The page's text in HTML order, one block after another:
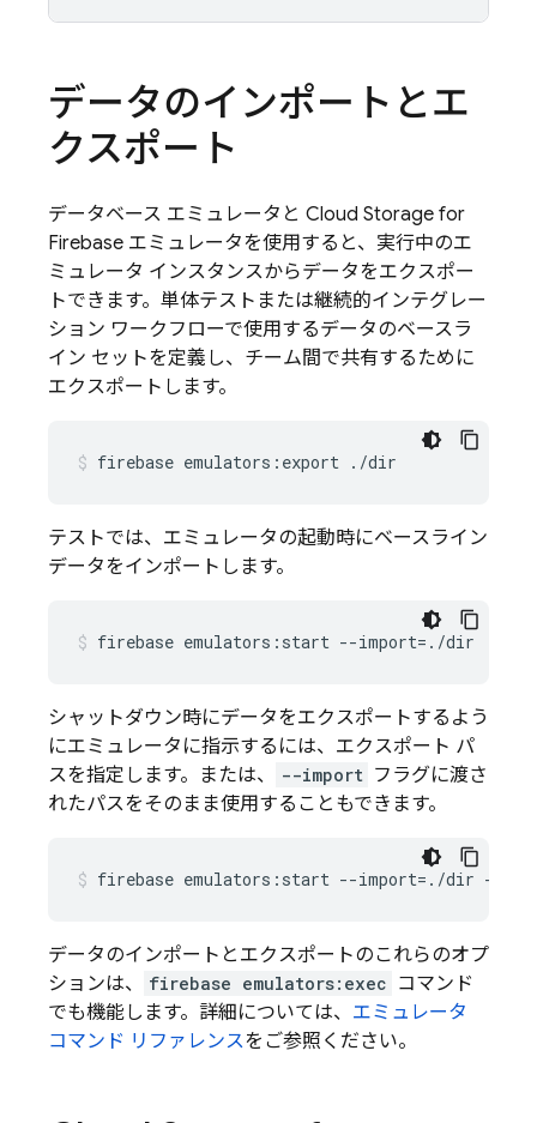
データのインポートとエ
クスポート
データベース エミュレータと Cloud Storage for
Firebase エミュレータを使用すると、実行中のエ
ミュレータ インスタンスからデータをエクスポー
トできます。単体テストまたは継続的インテグレー
ション ワークフローで使用するデータのベースラ
イン セットを定義し、チーム間で共有するために
エクスポートします。
firebase emulators:export ./dir
テストでは、エミュレータの起動時にベースライン
データをインポートします。
firebase emulators:start --import= ./dir
シャットダウン時にデータをエクスポートするよう
にエミュレータに指示するには、エクスポート パ
スを指定します。または、
--import フラグに渡さ
れたパスをそのまま使用することもできます。
firebase emulators:start --import= ./dir --
データのインポートとエクスポートのこれらのオプ
ションは、
firebase emulators:exec コマンド
でも機能します。詳細については、 エミュレータ
コマンド リファレンスをご参照ください。